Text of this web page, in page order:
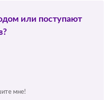
или поступают
мне!